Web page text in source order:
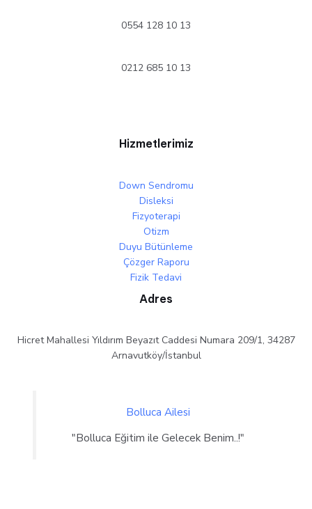
0554 128 10 13
0212 685 10 13
Hizmetlerimiz
Down Sendromu
Disleksi
Fizyoterapi
Otizm
Duyu Bütünleme
Çözger Raporu
Fizik Tedavi
Adres
Hicret Mahallesi Yıldırım Beyazıt Caddesi Numara 209/1, 34287
Arnavutköy/İstanbul
Bolluca Ailesi
"Bolluca Eğitim ile Gelecek Benim..!"